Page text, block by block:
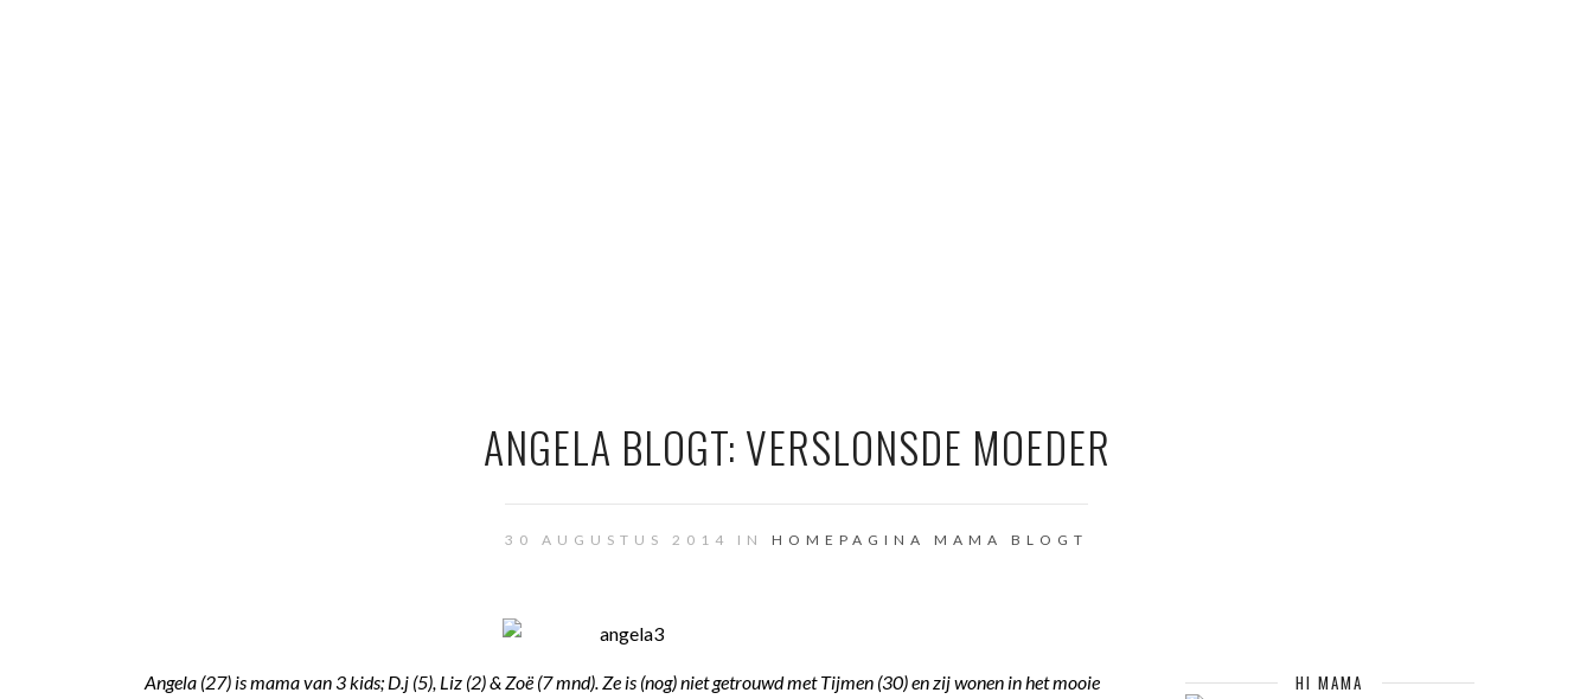
ANGELA BLOGT: VERSLONSDE MOEDER
30 AUGUSTUS 2014 IN HOMEPAGINA MAMA BLOGT
Angela (27) is mama van 3 kids; D.j (5), Liz (2) & Zoë (7 mnd). Ze is (nog) niet getrouwd met Tijmen (30) en zij wonen in het mooie
HI MAMA